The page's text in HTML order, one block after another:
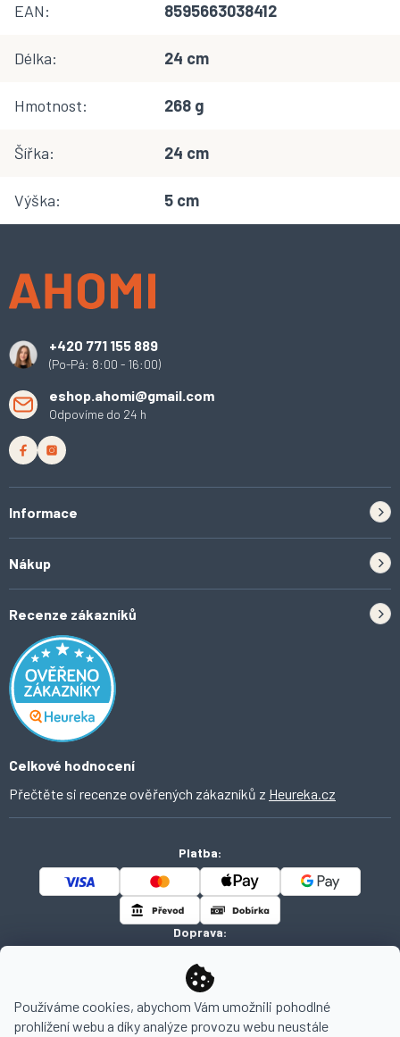
Používáme cookies, abychom Vám umožnili pohodlné
prohlížení webu a díky analýze provozu webu neustále
EAN: 8595663038412
Délka: 24 cm
Hmotnost: 268 g
Šířka: 24 cm
Výška: 5 cm
+420 771 155 889
(Po-Pá: 8:00 - 16:00)
eshop.ahomi@gmail.com
Odpovíme do 24 h
Informace
Tipy do kuchyně
Inspirace a trendy
Domácí vychytávky
O Ahomi
Nákup
Odstoupení od smlouvy
Obchodní podmínky
Ochrana osobních údajů
Recenze zákazníků
Celkové hodnocení
Přečtěte si recenze ověřených zákazníků z Heureka.cz
Platba:
Doprava:
Copyright 2026AHOMI. Všechna práva vyhrazena.